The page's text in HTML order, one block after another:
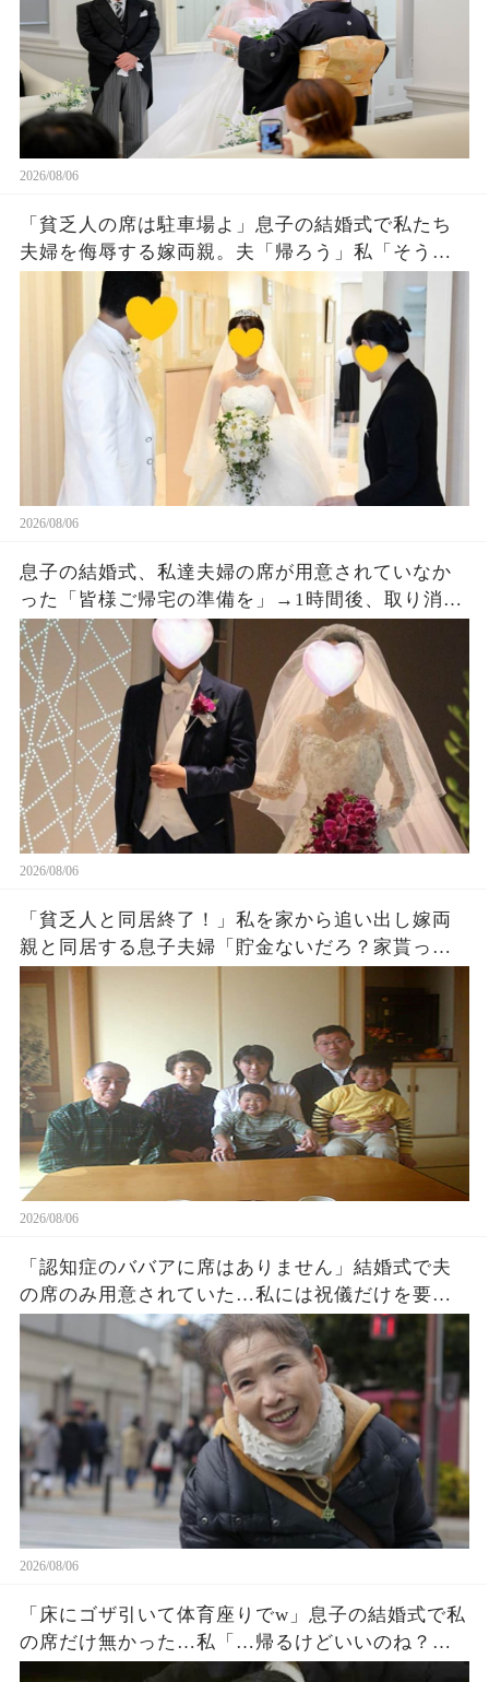
2026/08/06
「貧乏人の席は駐車場よ」息子の結婚式で私たち
夫婦を侮辱する嫁両親。夫「帰ろう」私「そう
ね…」翌日、ある衝撃の事実を知った嫁両親から
大量着信が…w
2026/08/06
息子の結婚式、私達夫婦の席が用意されていなか
った「皆様ご帰宅の準備を」→1時間後、取り消し
になった結婚式に息子夫婦は半狂乱になった
2026/08/06
「貧乏人と同居終了！」私を家から追い出し嫁両
親と同居する息子夫婦「貯金ないだろ？家貰った
ら用済みでーすw」1週間後、息子から100件鬼電
2026/08/06
「認知症のババアに席はありません」結婚式で夫
の席のみ用意されていた…私には祝儀だけを要求
する息子夫婦。私たち夫婦は無言で式場を去った
→直後、料金未納で結婚式は取り消された
2026/08/06
「床にゴザ引いて体育座りでw」息子の結婚式で私
の席だけ無かった…私「…帰るけどいいのね？」
息子嫁「とっとと帰れw」→30分後、結婚式でトラ